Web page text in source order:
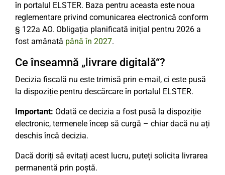
în portalul ELSTER. Baza pentru aceasta este noua
reglementare privind comunicarea electronică conform
§ 122a AO. Obligația planificată inițial pentru 2026 a
fost amânată până în 2027.
Ce înseamnă „livrare digitală“?
Decizia fiscală nu este trimisă prin e-mail, ci este pusă
la dispoziție pentru descărcare în portalul ELSTER.
Important: Odată ce decizia a fost pusă la dispoziție
electronic, termenele încep să curgă – chiar dacă nu ați
deschis încă decizia.
Dacă doriți să evitați acest lucru, puteți solicita livrarea
permanentă prin poștă.